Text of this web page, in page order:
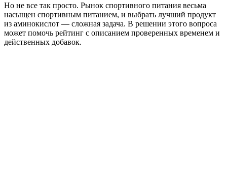
Но не все так просто. Рынок спортивного питания весьма
насыщен спортивным питанием, и выбрать лучший продукт
из аминокислот — сложная задача. В решении этого вопроса
может помочь рейтинг с описанием проверенных временем и
действенных добавок.